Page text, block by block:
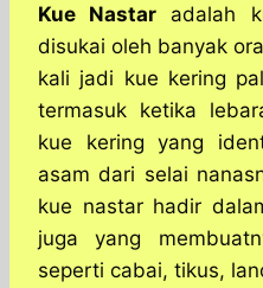
a
t
A
p
p
c
e
b
o
o
k
s
s
n
g
e
r
l
e
r
a
m
y
p
n
e
Kue Nastar adalah
disukai oleh banyak
kali jadi kue kering
termasuk ketika
kue kering yang
asam dari selai
kue nastar hadir
juga yang
seperti cabai, tikus,